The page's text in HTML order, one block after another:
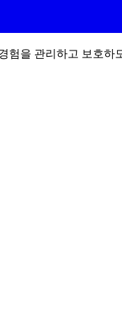
험을 관리하고 보호